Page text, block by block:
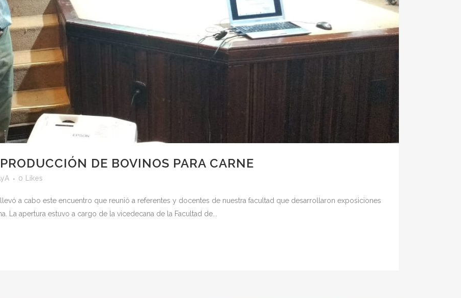
DE BOVINOS PARA CARNE
0 Likes
llevó a cabo este encuentro que reunió a referentes y docentes de nuestra facultad que desarrollaron exposiciones
La apertura estuvo a cargo de la vicedecana de la Facultad de...